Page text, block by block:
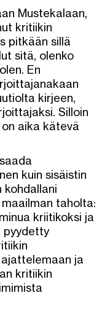
Mustekalaan,
kritiikin
pitkään sillä
sitä, olenko
En
kirjeen,
Silloin
aika kätevä
kuin sisäistin
kohdallani
taholta:
kriitikoksi ja
pyydetty
ja
kritiikin